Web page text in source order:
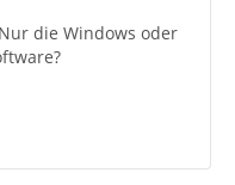
die Windows oder